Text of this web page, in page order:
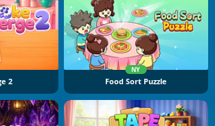
2
NY
Food Sort Puzzle